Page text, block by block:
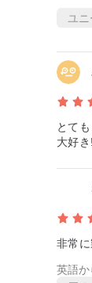
ユニ
とて
大好
非常
英語